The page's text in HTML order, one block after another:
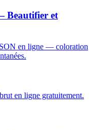
Beautifier et
en ligne — coloration
en ligne gratuitement.